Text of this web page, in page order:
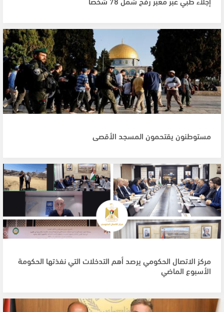
مستوطنون يقتحمون المسجد الأقصى
مركز الاتصال الحكومي يرصد أهم التدخلات التي نفذتها الحكومة
الأسبوع الماضي